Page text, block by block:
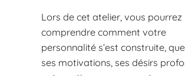
Lors de cet atelier, vous pourrez
comprendre comment votre
personnalité s’est construite,
ses motivations, ses désirs